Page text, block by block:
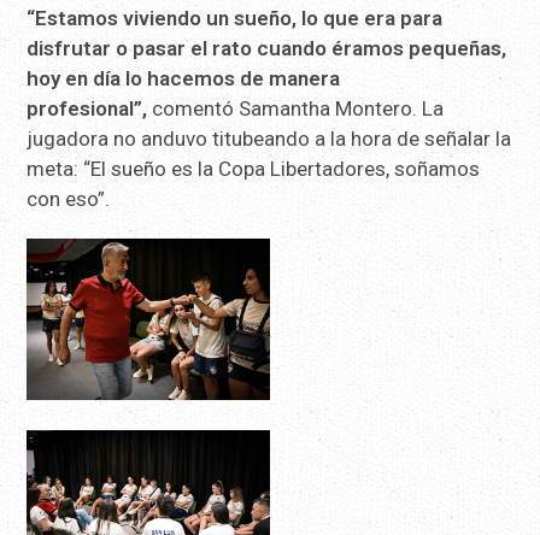
“Estamos viviendo un sueño, lo que era para
disfrutar o pasar el rato cuando éramos pequeñas,
hoy en día lo hacemos de manera
profesional”, comentó Samantha Montero. La
jugadora no anduvo titubeando a la hora de señalar la
meta: “El sueño es la Copa Libertadores, soñamos
con eso”.